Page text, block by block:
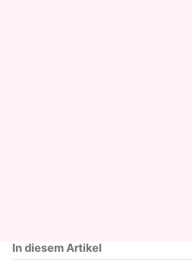
In diesem Artikel